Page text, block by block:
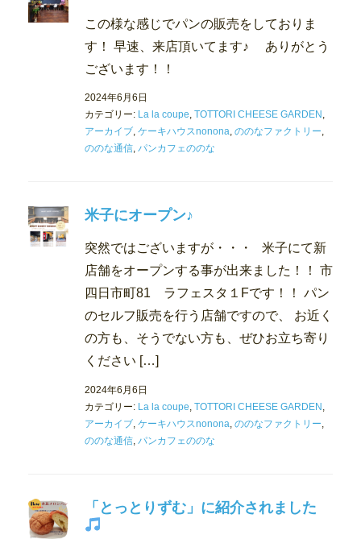
この様な感じでパンの販売をしておりま
す！ 早速、来店頂いてます♪ ありがとう
ございます！！
2024年6月6日
カテゴリー: La la coupe, TOTTORI CHEESE GARDEN ,
アーカイブ, ケーキハウスnonona, ののなファクトリー,
ののな通信, パンカフェののな
米子にオープン♪
突然ではございますが・・・ 米子にて新
店舗をオープンする事が出来ました！！ 市
四日市町81 ラフェスタ１Fです！！ パン
のセルフ販売を行う店舗ですので、 お近く
の方も、そうでない方も、ぜひお立ち寄り
ください […]
2024年6月6日
カテゴリー: La la coupe TOTTORI CHEESE GARDEN
アーカイブ ケーキハウスnonona ののなファクトリー
ののな通信 パンカフェののな
「とっとりずむ」に紹介されました